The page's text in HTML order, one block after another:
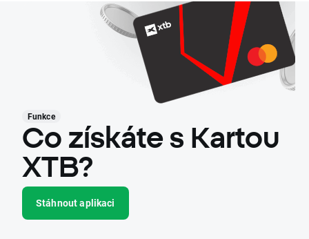
Funkce
Co získáte s Kartou
XTB?
Stáhnout aplikaci